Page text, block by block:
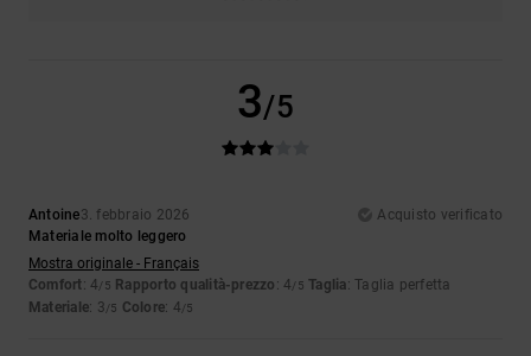
3/5
Antoine3. febbraio 2026
Acquisto verificato
Materiale molto leggero
Mostra originale - Français
Comfort: 4/5 Rapporto qualità-prezzo : 4/5 Taglia: Taglia perfetta
Materiale: 3/5 Colore: 4/5